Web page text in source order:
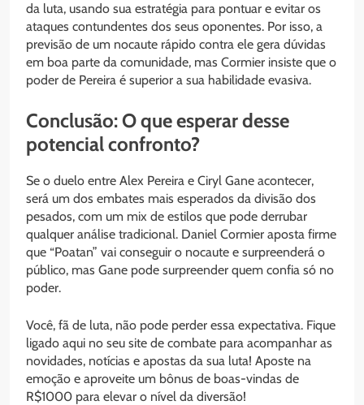
da luta, usando sua estratégia para pontuar e evitar os
ataques contundentes dos seus oponentes. Por isso, a
previsão de um nocaute rápido contra ele gera dúvidas
em boa parte da comunidade, mas Cormier insiste que o
poder de Pereira é superior a sua habilidade evasiva.
Conclusão: O que esperar desse
potencial confronto?
Se o duelo entre Alex Pereira e Ciryl Gane acontecer,
será um dos embates mais esperados da divisão dos
pesados, com um mix de estilos que pode derrubar
qualquer análise tradicional. Daniel Cormier aposta firme
que “Poatan” vai conseguir o nocaute e surpreenderá o
público, mas Gane pode surpreender quem confia só no
poder.
Você, fã de luta, não pode perder essa expectativa. Fique
ligado aqui no seu site de combate para acompanhar as
novidades, notícias e apostas da sua luta! Aposte na
emoção e aproveite um bônus de boas-vindas de
R$1000 para elevar o nível da diversão!